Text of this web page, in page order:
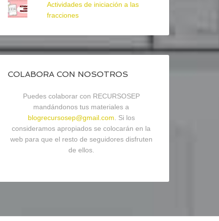
Actividades de iniciación a las
fracciones
COLABORA CON NOSOTROS
Puedes colaborar con RECURSOSEP
mandándonos tus materiales a
blogrecursosep@gmail.com . Si los
consideramos apropiados se colocarán en la
web para que el resto de seguidores disfruten
de ellos.